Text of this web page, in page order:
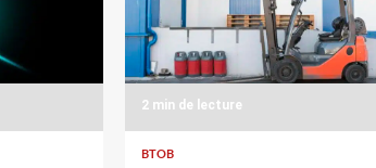
2 min de lecture
BTOB